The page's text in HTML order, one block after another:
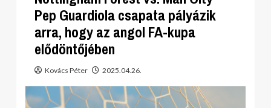
Pep Guardiola csapata pályázik
arra, hogy az angol FA-kupa
elődöntőjében
Kovács Péter 2025.04.26.